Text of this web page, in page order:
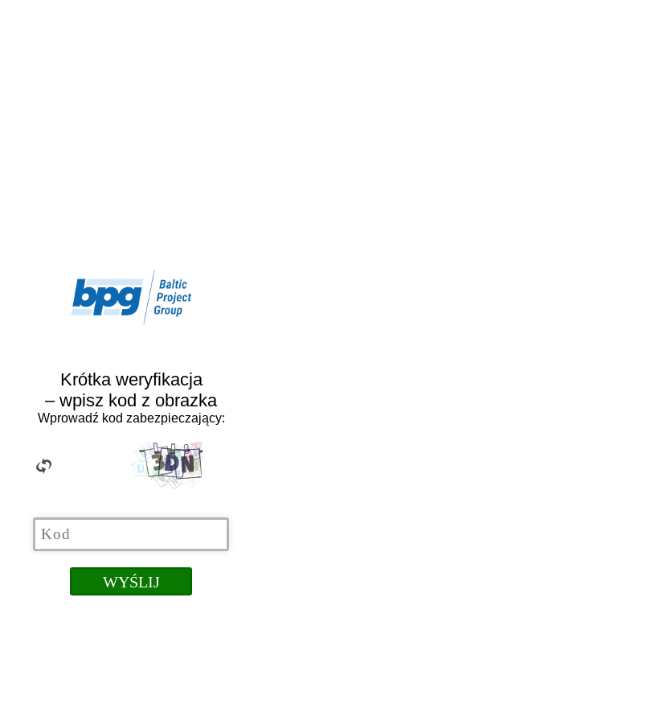
Krótka weryfikacja
– wpisz kod z obrazka
Wprowadź kod zabezpieczający: